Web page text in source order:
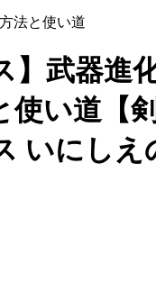
法と使い道
】武器進
使い道【
いにしえ